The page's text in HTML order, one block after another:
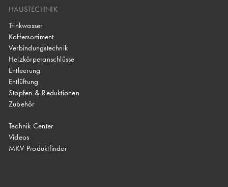
HAUSTECHNIK
Trinkwasser
Koffersortiment
Verbindungstechnik
Heizkörperanschlüsse
Entleerung
Entlüftung
Stopfen & Reduktionen
Zubehör
Technik Center
Videos
MKV Produktfinder